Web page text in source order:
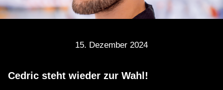
15. Dezember 2024
Cedric steht wieder zur Wahl!